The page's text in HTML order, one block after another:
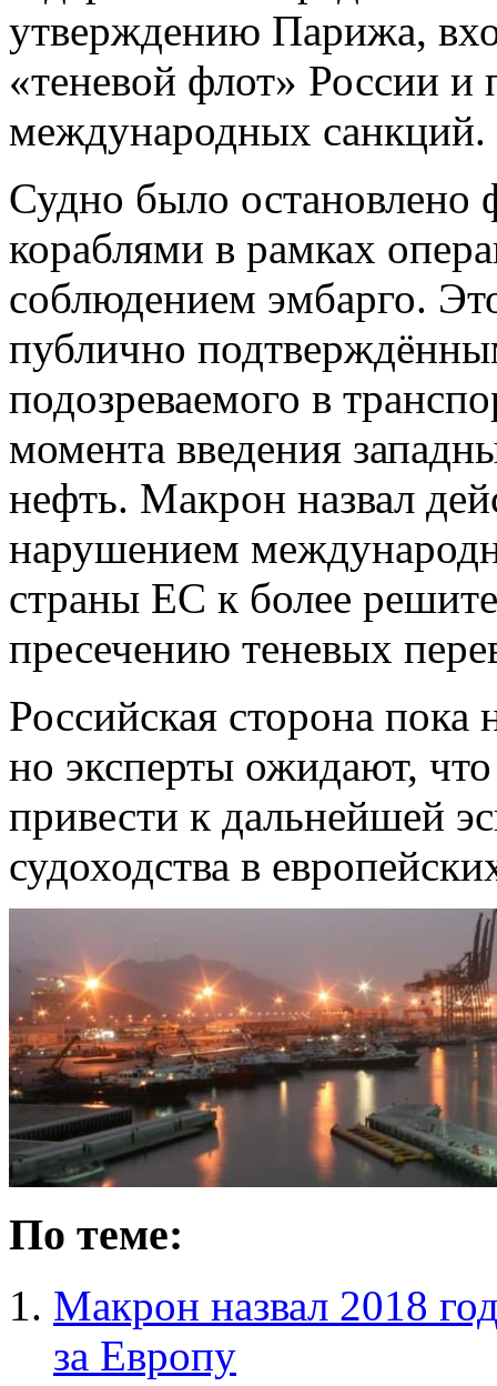
утверждению Парижа,
«теневой флот» России и
международных санкций.
Судно было
кораблями в рамках
соблюдением эмбарго.
публично
подозреваемого в
момента введения
нефть. Макрон назвал
нарушением
страны ЕС к более
пресечению теневых
Российская сторона
но эксперты ожидают,
привести к дальнейшей
судоходства в
По теме:
Макрон назвал 2018
за Европу